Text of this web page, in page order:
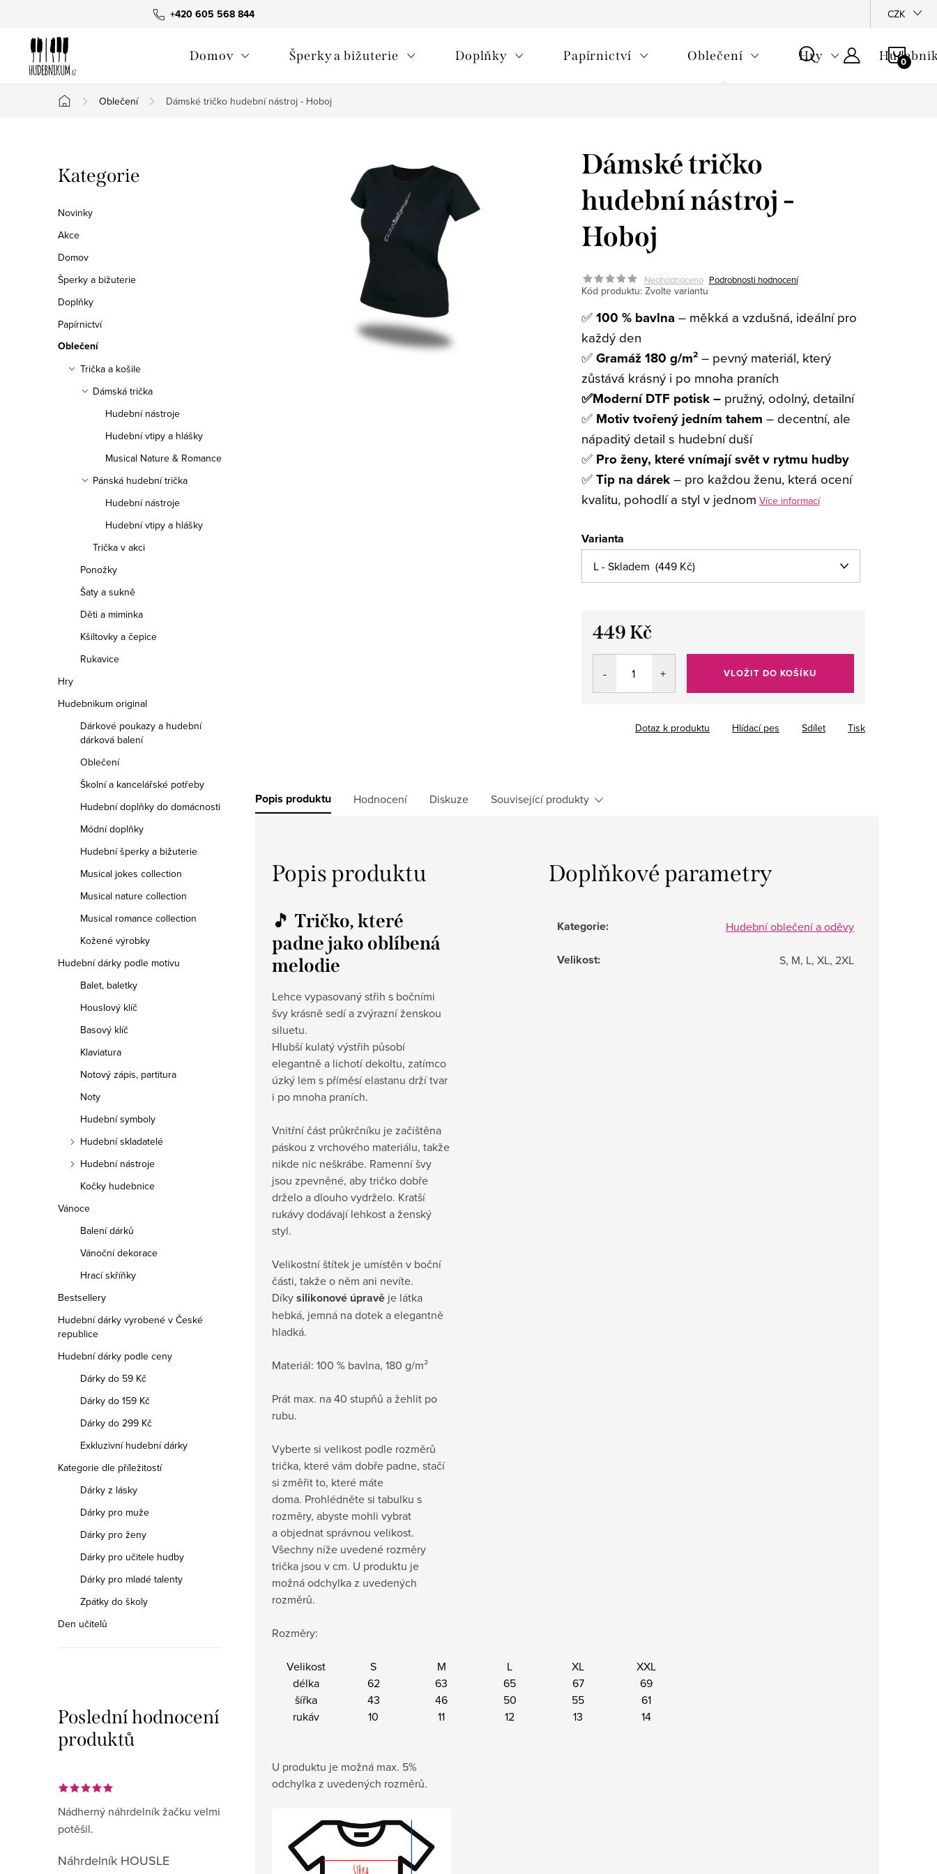
+420 605 568 844 CZK
Domov Šperky a bižuterie Doplňky Papírnictví Oblečení Hry
Domů
Oblečení Dámské tričko hudební nástroj - Hoboj
o
s
t
r
a
n
n
Přeskočit
kategorie
Kategorie
Novinky
Akce
Domov
Šperky a bižuterie
Doplňky
Papírnictví
Oblečení
Trička a košile
Dámská trička
Hudební nástroje
Hudební vtipy a hlášky
Musical Nature & Romance
Pánská hudební trička
Hudební nástroje
Hudební vtipy a hlášky
Trička v akci
Ponožky
Šaty a sukně
Děti a miminka
Kšiltovky a čepice
Rukavice
Hry
Hudebnikum original
Dárkové poukazy a hudební
dárková balení
Oblečení
Školní a kancelářské potřeby
Hudební doplňky do domácnosti
Módní doplňky
Hudební šperky a bižuterie
Musical jokes collection
Musical nature collection
Musical romance collection
Kožené výrobky
Hudební dárky podle motivu
Balet, baletky
Houslový klíč
Basový klíč
Klaviatura
Notový zápis, partitura
Noty
Hudební symboly
Hudební skladatelé
Hudební nástroje
Kočky hudebnice
Vánoce
Balení dárků
Vánoční dekorace
Hrací skříňky
Bestsellery
Hudební dárky vyrobené v České
republice
Hudební dárky podle ceny
Dárky do 59 Kč
Dárky do 159 Kč
Dárky do 299 Kč
Exkluzivní hudební dárky
Kategorie dle příležitostí
Dárky z lásky
Dárky pro muže
Dárky pro ženy
Dárky pro učitele hudby
Dárky pro mladé talenty
Zpátky do školy
Den učitelů
Poslední hodnocení
produktů
Nádherný náhrdelník žačku velmi
potěšil.
Náhrdelník HOUSLE
Dámské tričko
hudební nástroj -
Hoboj
Neohodnoceno Podrobnosti hodnocení
Kód produktu: Zvolte variantu
✅100 % bavlna – měkká a vzdušná, ideální pro
každý den
✅Gramáž 180 g/m²– pevný materiál, který
zůstává krásný i po mnoha praních
✅Moderní DTF potisk – pružný, odolný, detailní
✅ Motiv tvořený jedním tahem – decentní, ale
nápaditý detail s hudební duší
✅ Pro ženy, které vnímají svět v rytmu hudby
✅Tip na dárek– pro každou ženu, která ocení
kvalitu, pohodlí a styl v jednom Více informací
Varianta
449 Kč
Měrná
VLOŽIT DO KOŠÍKU
Tisk
Dotaz k produktu Hlídací pes Sdílet
Popis produktu Hodnocení Diskuze Související produkty
Popis produktu
🎵 Tričko, které
padne jako oblíbená
melodie
Lehce vypasovaný střih s bočními
švy krásně sedí a zvýrazní ženskou
siluetu.
Hlubší kulatý výstřih působí
elegantně a lichotí dekoltu, zatímco
úzký lem s příměsí elastanu drží tvar
i po mnoha praních.
Vnitřní část průkrčníku je začištěna
páskou z vrchového materiálu, takže
nikde nic neškrábe. Ramenní švy
jsou zpevněné, aby tričko dobře
drželo a dlouho vydrželo. Kratší
rukávy dodávají lehkost a ženský
styl.
Velikostní štítek je umístěn v boční
části, takže o něm ani nevíte.
Díkysilikonové úpravě je látka
hebká, jemná na dotek a elegantně
hladká.
Materiál: 100 % bavlna, 180 g/m²
Prát max. na 40 stupňů a žehlit po
rubu.
Vyberte si velikost podle rozměrů
trička, které vám dobře padne, stačí
si změřit to, které máte
doma. Prohlédněte si tabulku s
rozměry, abyste mohli vybrat
a objednat správnou velikost.
Všechny níže uvedené rozměry
trička jsou v cm. U produktu je
možná odchylka z uvedených
rozměrů.
Rozměry:
Velikost S M L XL
XXL
délka
62 63 65 67
69
šířka
43 46 50 55
61
rukáv
10 11 12 13 14
U produktu je možná max. 5%
odchylka z uvedených rozměrů.
Doplňkové parametry
Kategorie: Hudební oblečení a oděvy
Velikost: S, M, L, XL, 2XL